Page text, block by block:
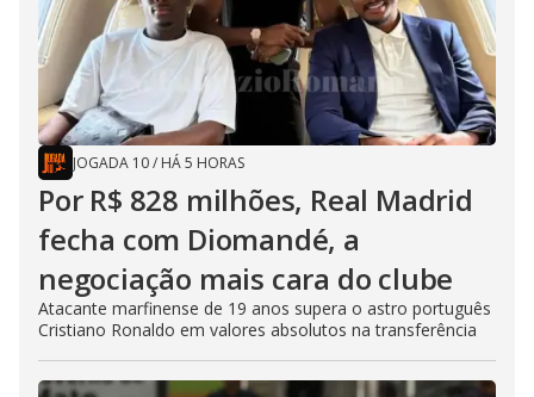
JOGADA 10/ HÁ 5 HORAS
Por R$ 828 milhões, Real Madrid
fecha com Diomandé, a
negociação mais cara do clube
Atacante marfinense de 19 anos supera o astro português
Cristiano Ronaldo em valores absolutos na transferência